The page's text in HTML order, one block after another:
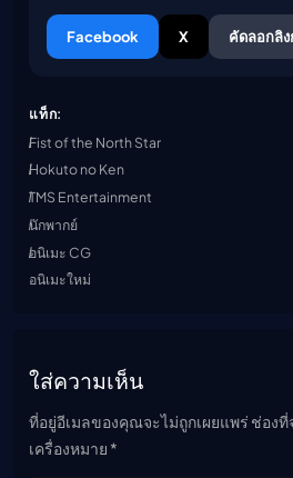
Facebook X คัดลอกลิง
แท็ก:
Fist of the North Star
Hokuto no Ken
TMS Entertainment
นักพากย์
อนิเมะ CG
อนิเมะใหม่
ใส่ความเห็น
ที่อยู่อีเมลของคุณจะไม่ถูกเผยแพร่ ช่องที่
เครื่องหมาย *